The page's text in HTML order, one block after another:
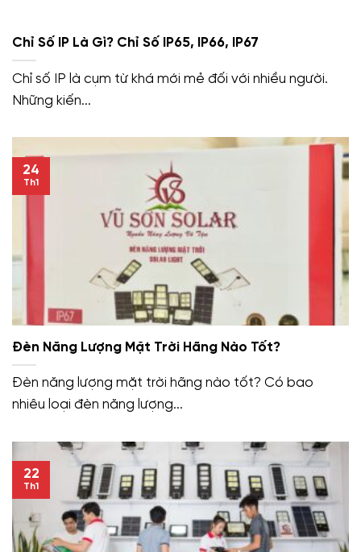
Chỉ Số IP Là Gì? Chỉ Số IP65, IP66, IP67
Chỉ số IP là cụm từ khá mới mẻ đối với nhiều người.
Những kiến...
Đèn Năng Lượng Mặt Trời Hãng Nào Tốt?
Đèn năng lượng mặt trời hãng nào tốt? Có bao
nhiêu loại đèn năng lượng...
24
Th1
22
Th1